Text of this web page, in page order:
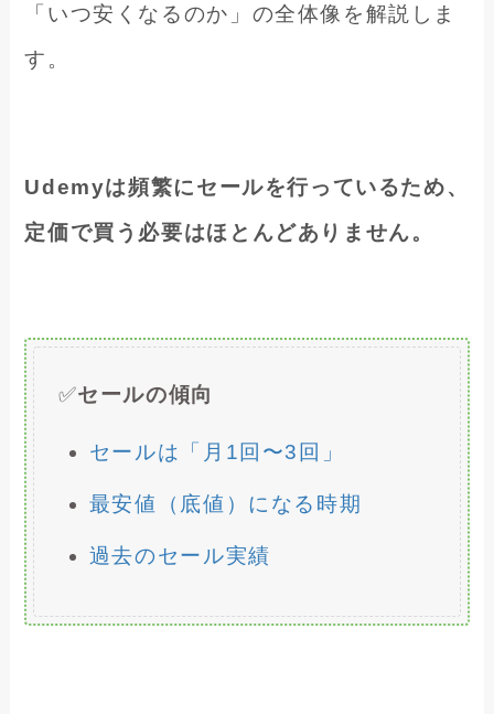
「いつ安くなるのか」の全体像を解説しま
す。
Udemyは頻繁にセールを行っているため、
定価で買う必要はほとんどありません。
✅セールの傾向
セールは「月1回〜3回」
最安値（底値）になる時期
過去のセール実績